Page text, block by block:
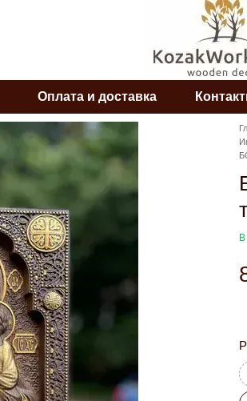
Оплата и доставка